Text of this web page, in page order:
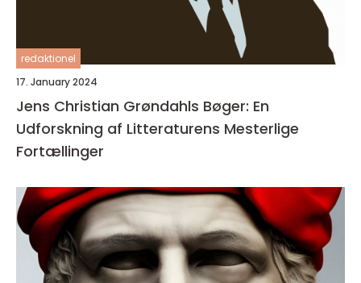
redaktionel
17. January 2024
Jens Christian Grøndahls Bøger: En
Udforskning af Litteraturens Mesterlige
Fortællinger